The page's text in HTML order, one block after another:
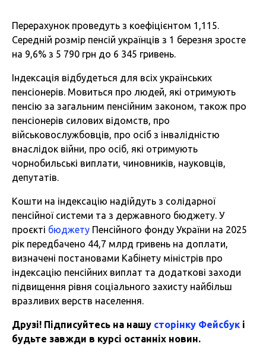
Перерахунок проведуть з коефіцієнтом 1,115.
Середній розмір пенсій українців з 1 березня зросте
на 9,6% з 5 790 грн до 6 345 гривень.
Індексація відбудеться для всіх українських
пенсіонерів. Мовиться про людей, які отримують
пенсію за загальним пенсійним законом, також про
пенсіонерів силових відомств, про
військовослужбовців, про осіб з інвалідністю
внаслідок війни, про осіб, які отримують
чорнобильські виплати, чиновників, науковців,
депутатів.
Кошти на індексацію надійдуть з солідарної
пенсійної системи та з державного бюджету. У
проєкті бюджету Пенсійного фонду України на 2025
рік передбачено 44,7 млрд гривень на доплати,
визначені постановами Кабінету міністрів про
індексацію пенсійних виплат та додаткові заходи
підвищення рівня соціального захисту найбільш
вразливих верств населення.
Друзі! Підписуйтесь на нашу сторінку Фейсбук і
будьте завжди в курсі останніх новин.